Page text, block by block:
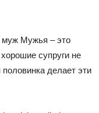
муж Мужья – это
супруги не
делает эти